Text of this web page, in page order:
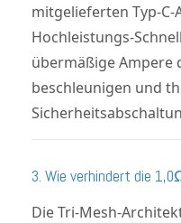
mitgelieferten Typ-C-
Hochleistungs-
übermäßige Ampere
beschleunigen und
3. Wie verhindert die
Die Tri-Mesh-